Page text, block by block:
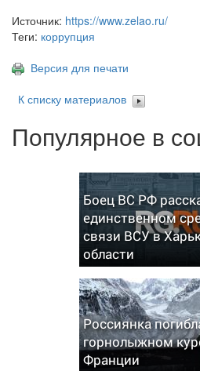
Источник: https://www.zelao.ru/
Теги: коррупция
Версия для печати
К списку материалов
Популярное в
Боец ВС РФ
единственном
связи ВСУ в
области
Россиянка
горнолыжном
Франции